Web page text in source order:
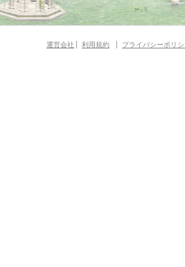
運営会社 利用規約 プライバシーポリシ